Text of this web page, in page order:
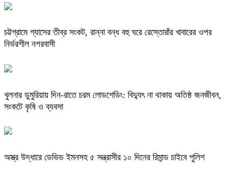
চট্টগ্রামে গ্যাসের তীব্র সংকট, রান্না বন্ধ বহু ঘরে রেস্তোরাঁর খাবারের ওপর
নির্ভরশীল নগরবাসী
খুলনার ডুমুরিয়ায় দিন-রাতে চরম লোডশেডিং: বিদ্যুৎ না থাকায় অতিষ্ঠ জনজীবন,
সংকটে কৃষি ও ব্যবসা
অস্ত্র উদ্ধারে ডেভিড ইমনসহ ৫ সন্ত্রাসীর ১০ দিনের রিমান্ড চাইবে পুলিশ